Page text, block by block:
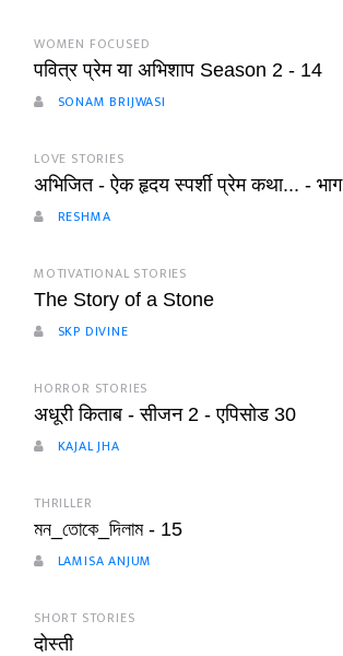
WOMEN FOCUSED
पवित्र प्रेम या अभिशाप Season 2 - 14
SONAM BRIJWASI
LOVE STORIES
अभिजित - ऐक हृदय स्पर्शी प्रेम कथा... -
RESHMA
MOTIVATIONAL STORIES
The Story of a Stone
SKP DIVINE
HORROR STORIES
अधूरी किताब - सीजन 2 - एपिसोड 30
KAJAL JHA
THRILLER
মন_তোকে_দিলাম - 15
LAMISA ANJUM
SHORT STORIES
दोस्ती